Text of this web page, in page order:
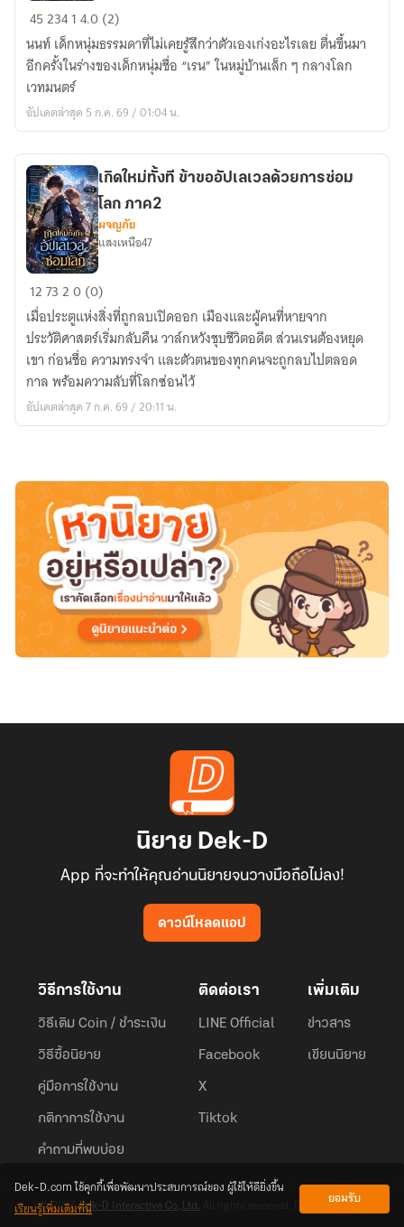
เกิด
ใหม่
ทั้งที
ข้า
ขอ
อัป
ด้วย
การ
ซ่อม
โลก
4523414.0 (2)
นนท์ เด็กหนุ่มธรรมดาที่ไม่เคยรู้สึกว่าตัวเองเก่งอะไรเลย ตื่นขึ้นมา
อีกครั้งในร่างของเด็กหนุ่มชื่อ “เรน” ในหมู่บ้านเล็ก ๆ กลางโลก
เวทมนตร์
อัปเดตล่าสุด 5 ก.ค. 69 / 01:04 น.
เกิด
ใหม่
ทั้งที
ข้า
ขอ
อัป
เลเว
ซ่อม
โลก
ภาค2
เกิดใหม่ทั้งที ข้าขออัปเลเวลด้วยการซ่อม
โลก ภาค2
ผจญภัย
แสงเหนือ47
127320 (0)
เมื่อประตูแห่งสิ่งที่ถูกลบเปิดออก เมืองและผู้คนที่หายจาก
ประวัติศาสตร์เริ่มกลับคืน วาล์กหวังชุบชีวิตอดีต ส่วนเรนต้องหยุด
เขา ก่อนชื่อ ความทรงจำ และตัวตนของทุกคนจะถูกลบไปตลอด
กาล พร้อมความลับที่โลกซ่อนไว้
อัปเดตล่าสุด 7 ก.ค. 69 / 20:11 น.
นิยาย Dek-D
App ที่จะทำให้คุณอ่านนิยายจนวางมือถือไม่ลง!
ดาวน์โหลดแอป
วิธีการใช้งาน
วิธีเติม Coin / ชำระเงิน
วิธีซื้อนิยาย
คู่มือการใช้งาน
กติกาการใช้งาน
คำถามที่พบบ่อย
ติดต่อเรา
LINE Official
Facebook
X
Tiktok
เพิ่มเติม
ข่าวสาร
เขียนนิยาย
© 2026Dek-D Interactive Co.,Ltd.
Dek-D.com ใช้คุกกี้เพื่อพัฒนาประสบการณ์ของ ผู้ใช้ให้ดียิ่งขึ้น
เรียนรู้เพิ่มเติมที่นี่
ยอมรับ